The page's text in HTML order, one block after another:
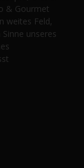
& Gourmet
weites Feld,
unseres